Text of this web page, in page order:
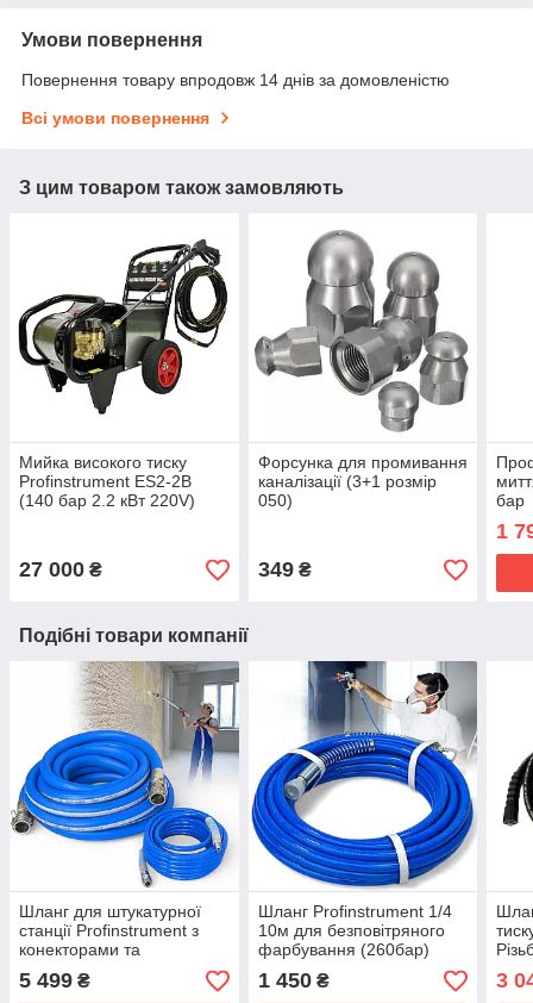
Умови повернення
Повернення товару впродовж 14 днів за домовленістю
Всі умови повернення
З цим товаром також замовляють
Мийка високого тиску
Profinstrument ES2-2B
(140 бар 2.2 кВт 220V)
27 000 ₴
Форсунка для промивання
каналізації (3+1 розмір
050)
349₴
бар
1
Подібні товари компанії
Шланг для штукатурної
станції Profinstrument з
конекторами та
повітряним шлангом 10 м
5 499 ₴
Шланг Profinstrument 1/4
10м для безповітряного
фарбування (260бар)
1 450₴ 3